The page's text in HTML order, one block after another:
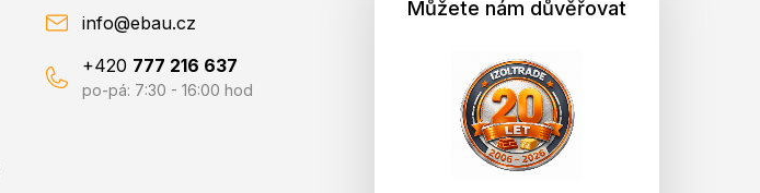
info@ebau.cz
+420 777 216 637
po-pá: 7:30 - 16:00 hod
Můžete nám důvěřovat